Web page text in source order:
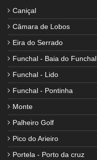
Caniçal
Câmara de Lobos
Eira do Serrado
Funchal - Baia do Funchal
Funchal - Lido
Funchal - Pontinha
Monte
Palheiro Golf
Pico do Arieiro
Portela - Porto da cruz